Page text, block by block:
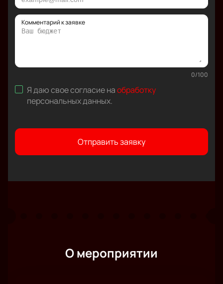
Комментарий к заявке
0/100
Я даю свое согласие наобработку
персональных данных.
Отправить заявку
О мероприятии